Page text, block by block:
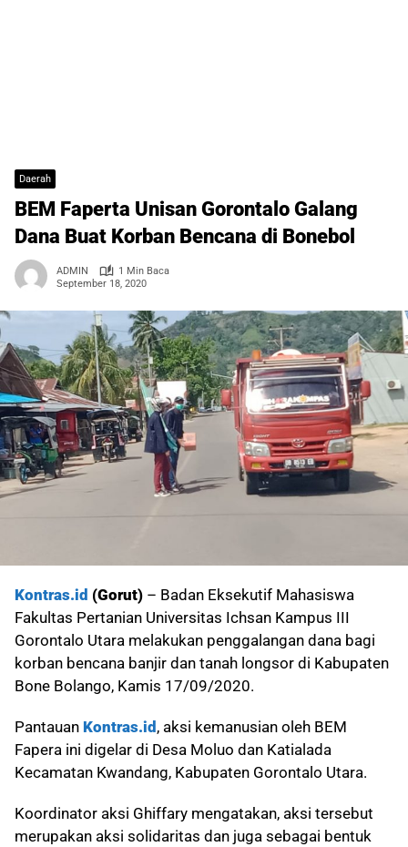
Daerah
BEM Faperta Unisan Gorontalo Galang
Dana Buat Korban Bencana di Bonebol
ADMIN
1 Min Baca
September 18, 2020
Kontras.id (Gorut) – Badan Eksekutif Mahasiswa
Fakultas Pertanian Universitas Ichsan Kampus III
Gorontalo Utara melakukan penggalangan dana bagi
korban bencana banjir dan tanah longsor di Kabupaten
Bone Bolango, Kamis 17/09/2020.
Pantauan Kontras.id , aksi kemanusian oleh BEM
Fapera ini digelar di Desa Moluo dan Katialada
Kecamatan Kwandang, Kabupaten Gorontalo Utara.
Koordinator aksi Ghiffary mengatakan, aksi tersebut
merupakan aksi solidaritas dan juga sebagai bentuk